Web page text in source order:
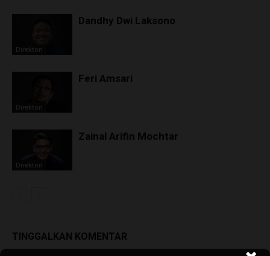
Direktori
Dandhy Dwi Laksono
Direktori
Feri Amsari
Direktori
Zainal Arifin Mochtar
TINGGALKAN KOMENTAR